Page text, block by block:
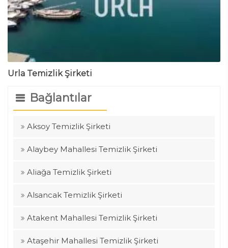
Urla Temizlik Şirketi
Bağlantılar
Aksoy Temizlik Şirketi
Alaybey Mahallesi Temizlik Şirketi
Aliağa Temizlik Şirketi
Alsancak Temizlik Şirketi
Atakent Mahallesi Temizlik Şirketi
Ataşehir Mahallesi Temizlik Şirketi